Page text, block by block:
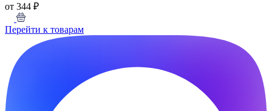
от 344 ₽
Перейти к товарам